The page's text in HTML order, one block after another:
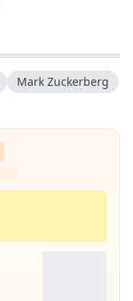
Mark Zuckerberg